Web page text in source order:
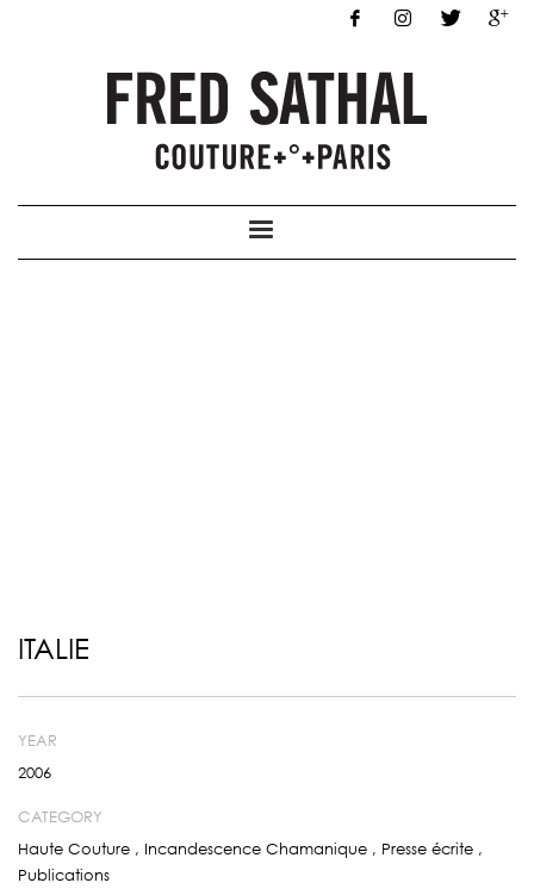
ITALIE
YEAR
2006
CATEGORY
Haute Couture , Incandescence Chamanique , Presse écrite ,
Publications